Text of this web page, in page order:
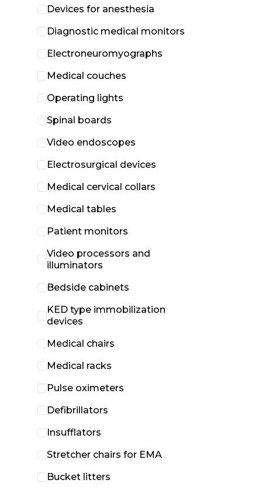
Devices for anesthesia
Diagnostic medical monitors
Electroneuromyographs
Medical couches
Operating lights
Spinal boards
Video endoscopes
Electrosurgical devices
Medical cervical collars
Medical tables
Patient monitors
Video processors and
illuminators
Bedside cabinets
KED type immobilization
devices
Medical chairs
Medical racks
Pulse oximeters
Defibrillators
Insufflators
Stretcher chairs for EMA
Bucket litters